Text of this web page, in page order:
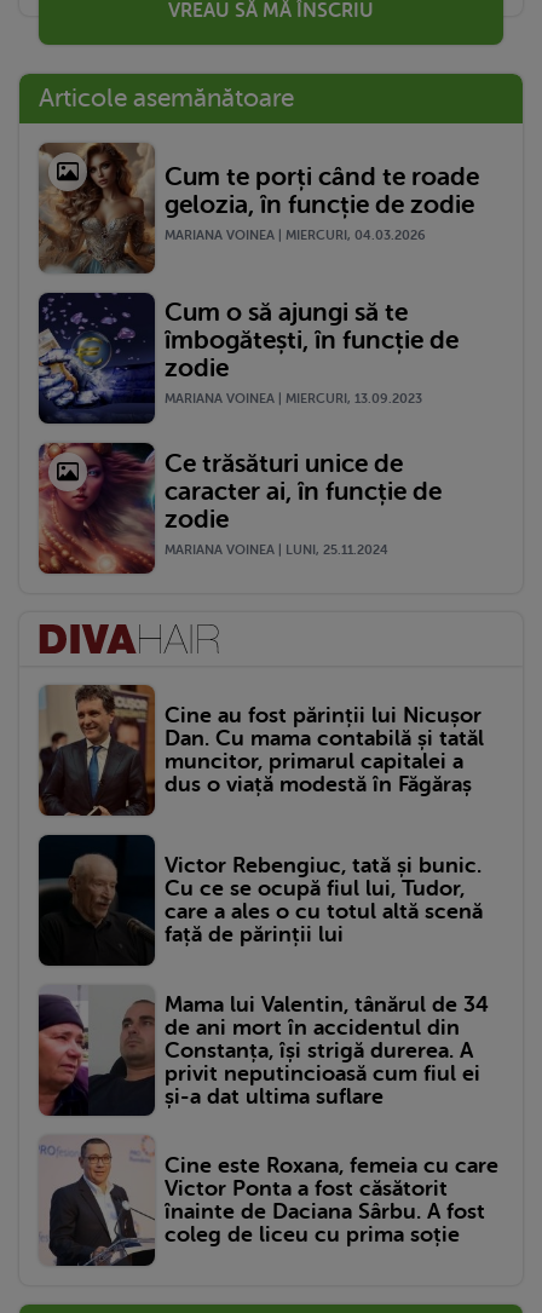
VREAU SĂ MĂ ÎNSCRIU
Articole asemănătoare
Cum te porți când te roade
gelozia, în funcție de zodie
MARIANA VOINEA | MIERCURI, 04.03.2026
Cum o să ajungi să te
îmbogătești, în funcție de
zodie
MARIANA VOINEA | MIERCURI, 13.09.2023
Ce trăsături unice de
caracter ai, în funcție de
zodie
MARIANA VOINEA | LUNI, 25.11.2024
Cine au fost părinții lui Nicușor
Dan. Cu mama contabilă și tatăl
muncitor, primarul capitalei a
dus o viață modestă în Făgăraș
Victor Rebengiuc, tată și bunic.
Cu ce se ocupă fiul lui, Tudor,
care a ales o cu totul altă scenă
față de părinții lui
Mama lui Valentin, tânărul de 34
de ani mort în accidentul din
Constanța, își strigă durerea. A
privit neputincioasă cum fiul ei
și-a dat ultima suflare
Cine este Roxana, femeia cu care
Victor Ponta a fost căsătorit
înainte de Daciana Sârbu. A fost
coleg de liceu cu prima soție